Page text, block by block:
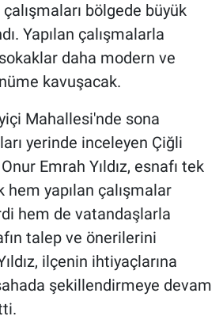
bölgede büyük
Yapılan çalışmalarla
daha modern ve
kavuşacak.
Mahallesi'nde sona
yerinde inceleyen Çiğli
Emrah Yıldız, esnafı tek
yapılan çalışmalar
hem de vatandaşlarla
talep ve önerilerini
ilçenin ihtiyaçlarına
şekillendirmeye devam